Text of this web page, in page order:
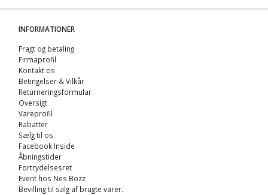
INFORMATIONER
Fragt og betaling
Firmaprofil
Kontakt os
Betingelser & Vilkår
Returneringsformular
Oversigt
Vareprofil
Rabatter
Sælg til os
Facebook Inside
Åbningstider
Fortrydelsesret
Event hos Nes Bozz
Bevilling til salg af brugte varer.